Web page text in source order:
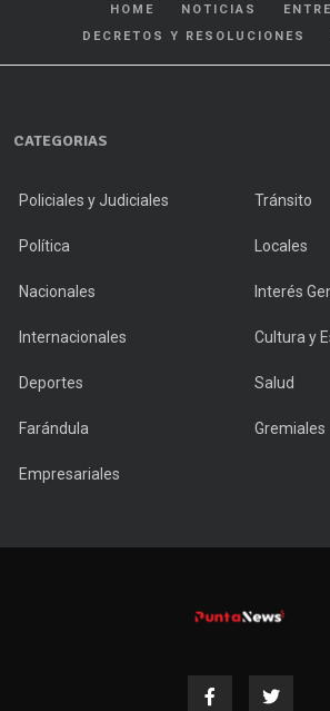
HOME NOTICIAS
DECRETOS Y RESOLUCIONES
CATEGORIAS
Policiales y Judiciales Tránsito
Política Locales
Nacionales Interés
Internacionales Cultura y
Deportes Salud
Farándula Gremiales
Empresariales